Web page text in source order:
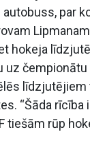
par
hokeja
uz
“Šāda rīcība
tiešām rūp